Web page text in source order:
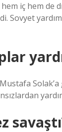
iç hem de
Sovyet
Solak’a